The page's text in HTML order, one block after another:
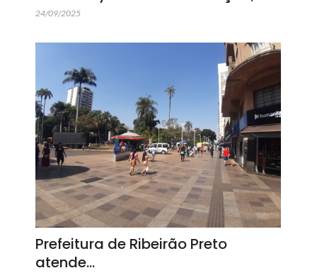
24/09/2025
Prefeitura de Ribeirão Preto
atende…